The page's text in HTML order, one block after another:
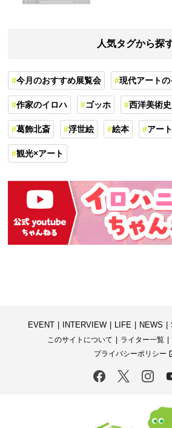
人気タグから探
今月のおすすめ展覧会 現代アート
作家のイロハ ゴッホ 西洋美術
葛飾北斎 浮世絵 絵本 アー
観光×アート
EVENT INTERVIEW LIFE NEWS
このサイトについて
ライター一覧
プライバシーポリシー